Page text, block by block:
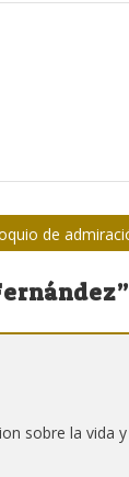
”
sobre la vida y